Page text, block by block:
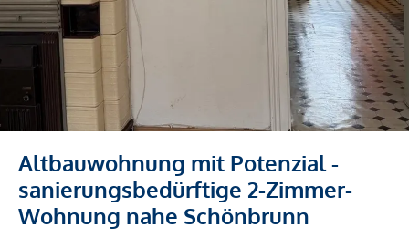
Altbauwohnung mit Potenzial -
sanierungsbedürftige 2-Zimmer-
Wohnung nahe Schönbrunn